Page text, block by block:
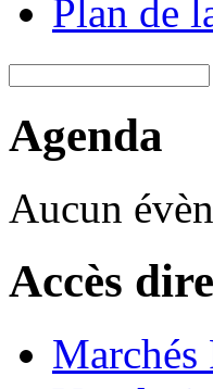
Plan de
Agenda
Aucun
Accès
Marchés